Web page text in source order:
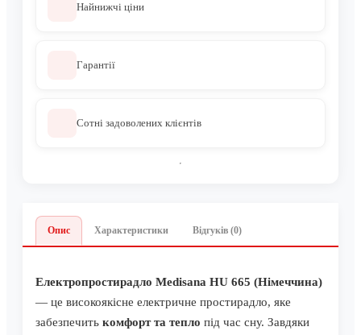
Найнижчі ціни
Гарантії
Сотні задоволених клієнтів
Опис Характеристики Відгуків (0)
Електропростирадло Medisana HU 665 (Німеччина)
— це високоякісне електричне простирадло, яке
забезпечить комфорт та тепло під час сну. Завдяки